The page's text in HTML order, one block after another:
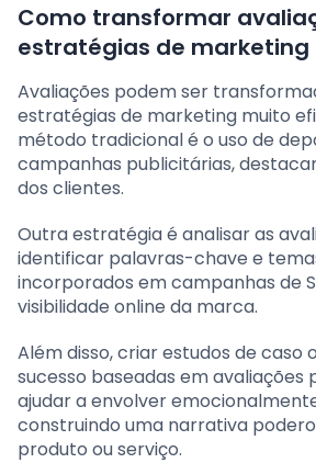
Como transformar
estratégias de marketing
Avaliações podem ser
estratégias de marketing muito
método tradicional é o uso de
campanhas publicitárias,
dos clientes.
Outra estratégia é analisar as
identificar palavras-chave e
incorporados em campanhas de
visibilidade online da marca.
Além disso, criar estudos de caso
sucesso baseadas em avaliações
ajudar a envolver
construindo uma narrativa
produto ou serviço.